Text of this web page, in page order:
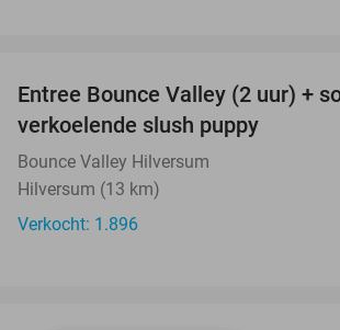
Entree Bounce Valley (2 uur) +
verkoelende slush puppy
Bounce Valley Hilversum
Hilversum (13 km)
Verkocht: 1.896